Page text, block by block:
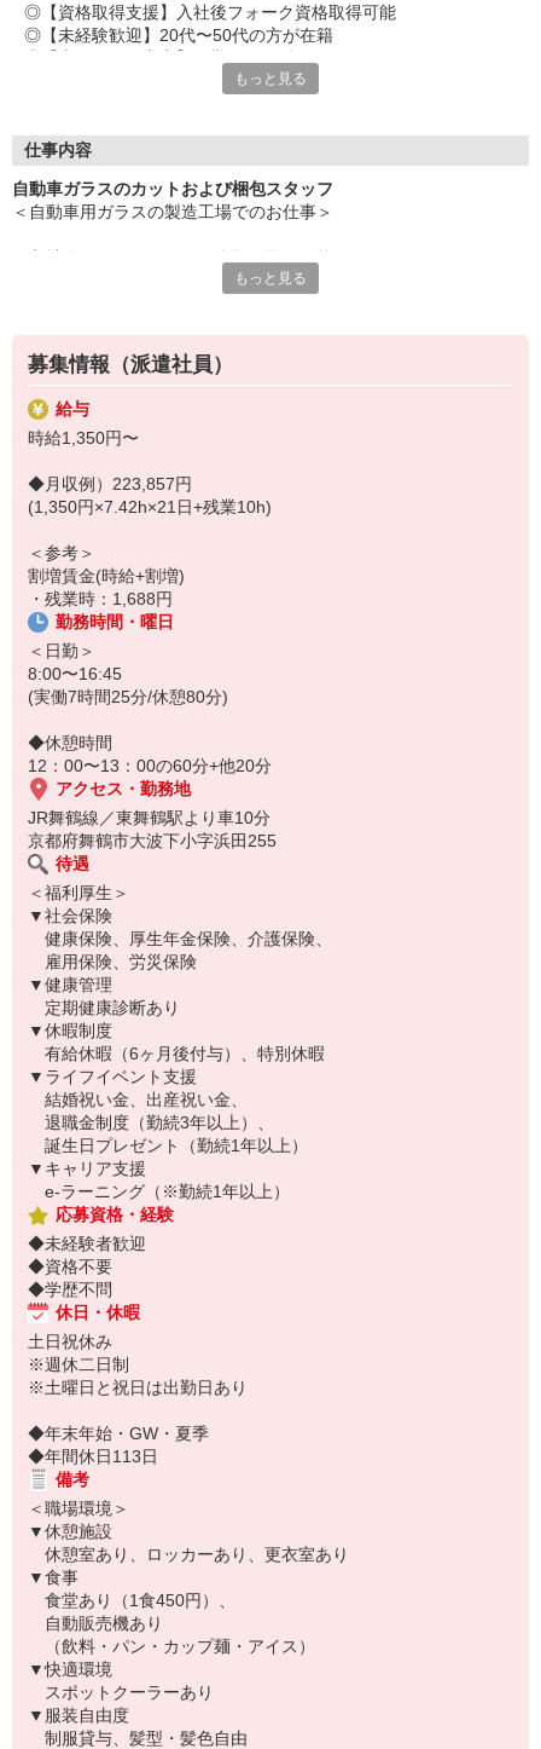
◎【資格取得支援】入社後フォーク資格取得可能
◎【未経験歓迎】20代〜50代の方が在籍
◎【食事補助】食堂は1食450円で利用可能
◎【カンタンWeb面談】スマホで楽々
STEP1：応募（Webまたはお電話）
STEP2：登録・面談（Web・営業所・出張登録OK)
STEP4：お仕事スタート！
少しでも気になった方は、まずは「ご応募」ください。
・まずはお仕事の相談をしたい
・職場見学をしてから決めたい
という方も大歓迎。
履歴書不要！スマホから約1〜2分で完了します！
もっと見る
仕事内容
自動車ガラスのカットおよび梱包スタッフ
＜自動車用ガラスの製造工場でのお仕事＞
【作業内容】
・専用ガラスカッターで自動車ガラスを切断
・カットしたガラスを木枠にはめて梱包
・その他に付随する軽作業
※モクモクと作業に取り組むことが可能
※充実した研修制度があり未経験から開始可能
※スポットクーラーあり
※食堂があり1食450円で利用可能
※髪型・髪色自由で専用の制服が貸与される
もっと見る
募集情報（派遣社員）
給与
時給1,350円〜
◆月収例）223,857円
(1,350円×7.42h×21日+残業10h)
＜参考＞
割増賃金(時給+割増)
・残業時：1,688円
勤務時間・曜日
＜日勤＞
8:00〜16:45
(実働7時間25分/休憩80分)
◆休憩時間
12：00〜13：00の60分+他20分
アクセス・勤務地
JR舞鶴線／東舞鶴駅より車10分
京都府舞鶴市大波下小字浜田255
待遇
＜福利厚生＞
▼社会保険
健康保険、厚生年金保険、介護保険、
雇用保険、労災保険
▼健康管理
定期健康診断あり
▼休暇制度
有給休暇（6ヶ月後付与）、特別休暇
▼ライフイベント支援
結婚祝い金、出産祝い金、
退職金制度（勤続3年以上）、
誕生日プレゼント（勤続1年以上）
▼キャリア支援
e-ラーニング（※勤続1年以上）
応募資格・経験
◆未経験者歓迎
◆資格不要
◆学歴不問
休日・休暇
土日祝休み
※週休二日制
※土曜日と祝日は出勤日あり
◆年末年始・GW・夏季
◆年間休日113日
備考
＜職場環境＞
▼休憩施設
休憩室あり、ロッカーあり、更衣室あり
▼食事
食堂あり（1食450円）、
自動販売機あり
（飲料・パン・カップ麺・アイス）
▼快適環境
スポットクーラーあり
▼服装自由度
制服貸与、髪型・髪色自由